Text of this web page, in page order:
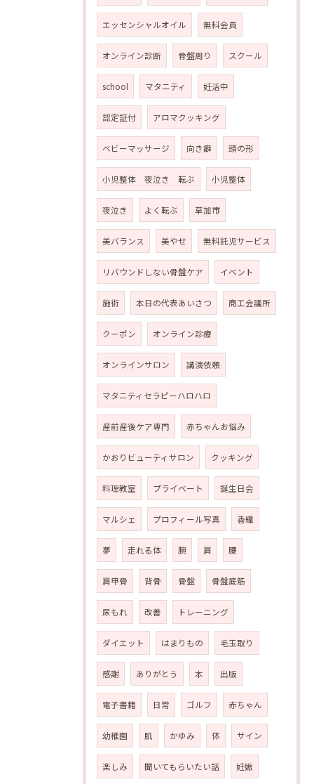
エッセンシャルオイル 無料会員
オンライン診断 骨盤周り スクール
school マタニティ 妊活中
認定証付 アロマクッキング
ベビーマッサージ 向き癖 頭の形
小児整体 夜泣き 転ぶ 小児整体
夜泣き よく転ぶ 草加市
美バランス 美やせ 無料託児サービス
リバウンドしない骨盤ケア イベント
施術 本日の代表あいさつ 商工会議所
クーポン オンライン診療
オンラインサロン 講演依頼
マタニティセラピーハロハロ
産前産後ケア専門 赤ちゃんお悩み
かおりビューティサロン クッキング
料理教室 プライベート 誕生日会
マルシェ プロフィール写真 香織
夢 走れる体 腕 肩 腰
肩甲骨 背骨 骨盤 骨盤底筋
尿もれ 改善 トレーニング
ダイエット はまりもの 毛玉取り
感謝 ありがとう 本 出版
電子書籍 日常 ゴルフ 赤ちゃん
幼稚園 肌 かゆみ 体 サイン
楽しみ 聞いてもらいたい話 妊娠